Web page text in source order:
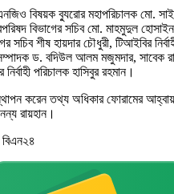
বিষয়ক ব্যুরোর মহাপরিচালক মো.
বিভাগের সচিব মো. মাহমুদুল
সচিব শীষ হায়দার চৌধুরী, টিআইবির
ড. বদিউল আলম মজুমদার, সাবেক
পরিচালক হাসিবুর রহমান।
করেন তথ্য অধিকার ফোরামের
রায়হান।